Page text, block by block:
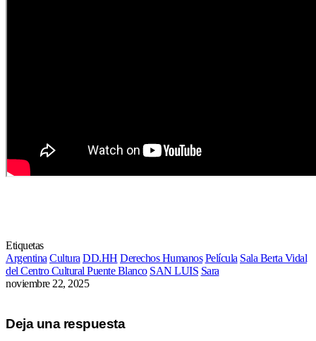
Etiquetas
Argentina Cultura DD.HH Derechos Humanos Película Sala Berta Vidal
del Centro Cultural Puente Blanco SAN LUIS Sara
noviembre 22, 2025
Deja una respuesta